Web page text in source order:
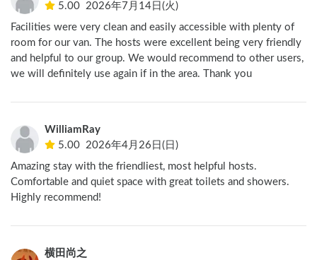
5.00 2026年7月14日(火)
Facilities were very clean and easily accessible with plenty of
room for our van. The hosts were excellent being very friendly
and helpful to our group. We would recommend to other users,
we will definitely use again if in the area. Thank you
WilliamRay
5.00 2026年4月26日(日)
Amazing stay with the friendliest, most helpful hosts.
Comfortable and quiet space with great toilets and showers.
Highly recommend!
横田尚之